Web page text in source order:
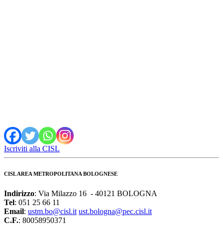
Iscriviti alla CISL
CISL AREA METROPOLITANA BOLOGNESE
Indirizzo: Via Milazzo 16 - 40121 BOLOGNA
Tel: 051 25 66 11
Email: ustm.bo@cisl.it ust.bologna@pec.cisl.it
C.F.: 80058950371